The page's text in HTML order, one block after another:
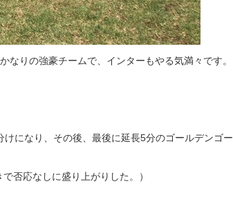
なりの強豪チームで、インターもやる気満々です。
になり、その後、最後に延長5分のゴールデンゴー
否応なしに盛り上がりした。）